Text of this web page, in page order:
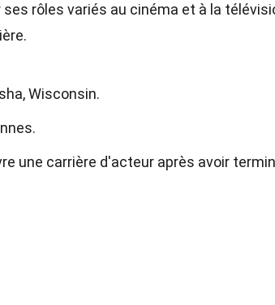
rôles variés au cinéma et à la
Wisconsin.
une carrière d'acteur après avoir